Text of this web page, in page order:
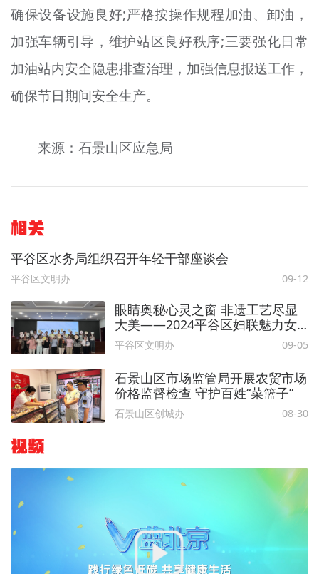
确保设备设施良好;严格按操作规程加油、卸油，
加强车辆引导，维护站区良好秩序;三要强化日常
加油站内安全隐患排查治理，加强信息报送工作，
确保节日期间安全生产。
来源：石景山区应急局
相关
平谷区水务局组织召开年轻干部座谈会
平谷区文明办 09-12
眼睛奥秘心灵之窗 非遗工艺尽显
大美——2024平谷区妇联魅力女
性课堂走进大华山镇
平谷区文明办 09-05
石景山区市场监管局开展农贸市场
价格监督检查 守护百姓“菜篮子”
石景山区创城办 08-30
视频